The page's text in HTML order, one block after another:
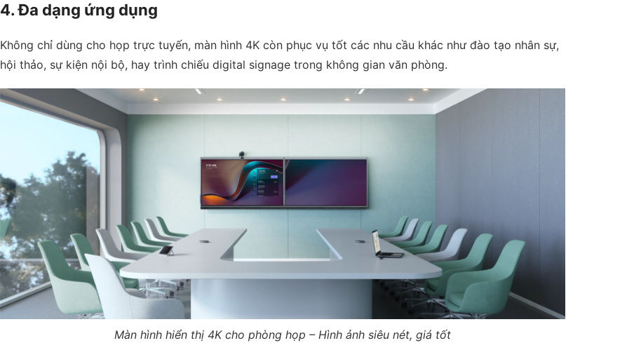
4. Đa dạng ứng dụng
Không chỉ dùng cho họp trực tuyến, màn hình 4K còn phục vụ tốt các nhu cầu khác như đào tạo nhân sự,
hội thảo, sự kiện nội bộ, hay trình chiếu digital signage trong không gian văn phòng.
Màn hình hiển thị 4K cho phòng họp – Hình ảnh siêu nét, giá tốt